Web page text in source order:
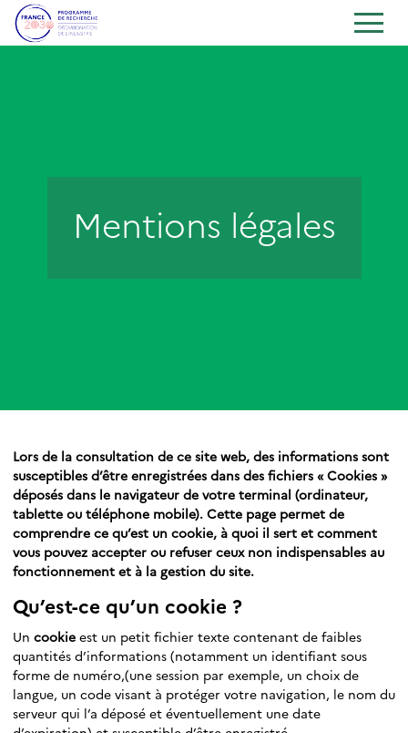
Mentions légales
Lors de la consultation de ce site web, des informations sont
susceptibles d’être enregistrées dans des fichiers « Cookies »
déposés dans le navigateur de votre terminal (ordinateur,
tablette ou téléphone mobile). Cette page permet de
comprendre ce qu’est un cookie, à quoi il sert et comment
vous pouvez accepter ou refuser ceux non indispensables au
fonctionnement et à la gestion du site.
Qu’est-ce qu’un cookie ?
Un cookie est un petit fichier texte contenant de faibles
quantités d’informations (notamment un identifiant sous
forme de numéro,(une session par exemple, un choix de
langue, un code visant à protéger votre navigation, le nom du
serveur qui l’a déposé et éventuellement une date